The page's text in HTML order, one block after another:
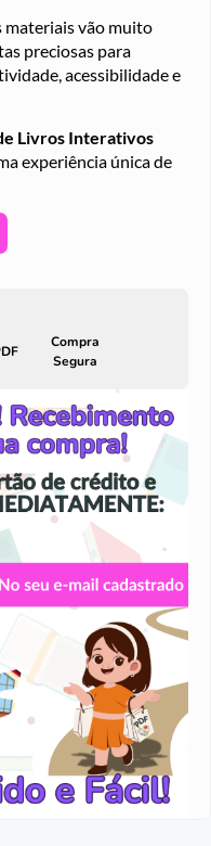
materiais vão muito
preciosas para
acessibilidade e
Livros Interativos
experiência única de
Compra
Segura